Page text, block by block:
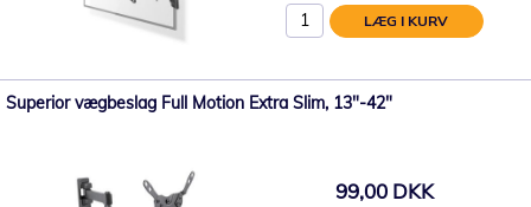
LÆG I KURV
Superior vægbeslag Full Motion Extra Slim, 13"-42"
99,00 DKK